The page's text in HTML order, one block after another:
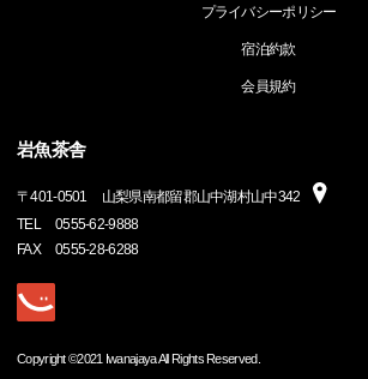
プライバシーポリシー
宿泊約款
会員規約
岩魚茶舎
〒401-0501
山梨県南都留郡山中湖村山中342
TEL
0555-62-9888
FAX
0555-28-6288
Copyright ©2021 Iwanajaya All Rights Reserved.